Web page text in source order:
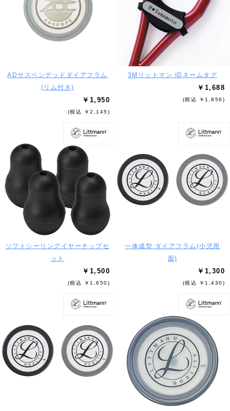
ADサスペンデッドダイアフラム
(リム付き)
￥1,950
(税込 ￥2,145)
3Mリットマン IDネームタグ
￥1,688
(税込 ￥1,856)
ソフトシーリングイヤーチップセ
ット
￥1,500
(税込 ￥1,650)
一体成型 ダイアフラム(小児用
面)
￥1,300
(税込 ￥1,430)